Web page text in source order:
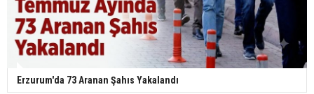
Erzurum'da 73 Aranan Şahıs Yakalandı